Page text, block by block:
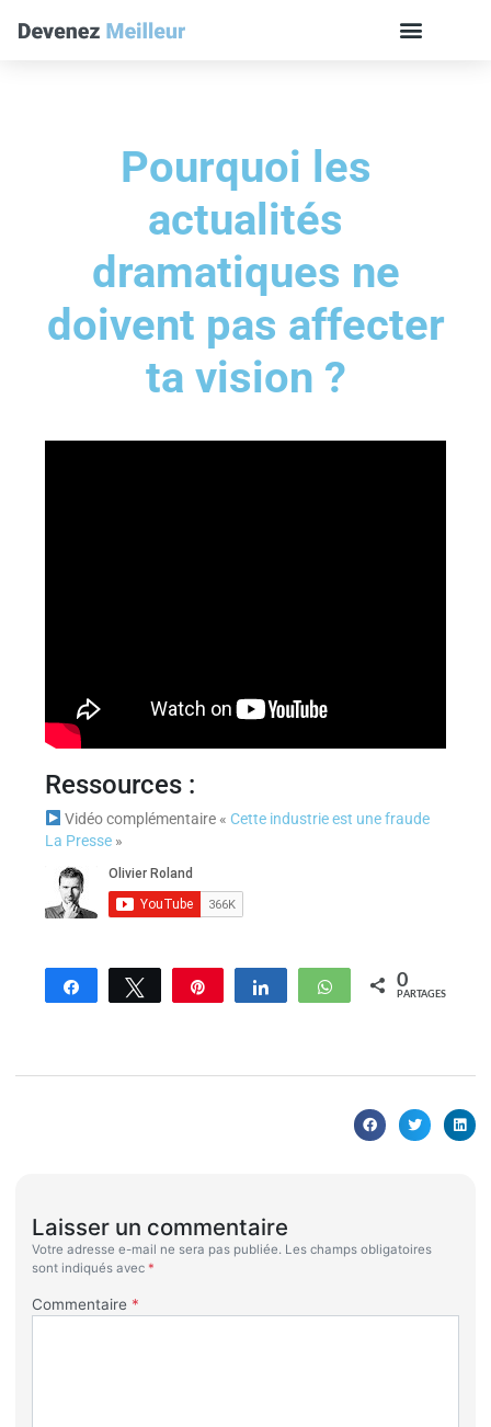
Pourquoi les
actualités
dramatiques ne
doivent pas affecter
ta vision ?
Ressources :
Vidéo complémentaire « Cette industrie est une fraude
La Presse»
Partagez Tweetez Enregistrer Partagez WhatsApp
0
PARTAGES
Laisser un commentaire
Votre adresse e-mail ne sera pas publiée. Les champs obligatoires
sont indiqués avec *
Commentaire *